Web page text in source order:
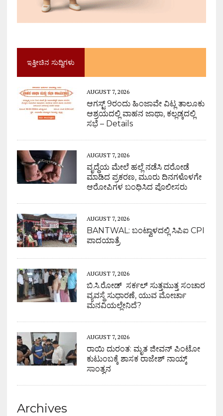
ಇತ್ತೀಚಿನ ಸುದ್ದಿಗಳು
AUGUST 7, 2026
ಆಗಸ್ಟ್ 9ರಂದು ಹಿಂಜಾವೇ ವಿಟ್ಲ ತಾಲೂಕು
ಆಶ್ರಯದಲ್ಲಿ ವಾಹನ ಜಾಥಾ, ಕಲ್ಲಡ್ಕದಲ್ಲಿ
ಸಭೆ – Details
AUGUST 7, 2026
ವೃದ್ಧೆಯ ಮೇಲೆ ಹಲ್ಲೆ ನಡೆಸಿ ದರೋಡೆ
ಮಾಡಿದ ಪ್ರಕರಣ, ಮೂರು ದಿನಗಳೊಳಗೇ
ಆರೋಪಿಗಳ ಬಂಧಿಸಿದ ಪೊಲೀಸರು
AUGUST 7, 2026
BANTWAL: ಬಂಟ್ವಾಳದಲ್ಲಿ ಸಿಪಿಐ CPI
ಪಾದಯಾತ್ರೆ
AUGUST 7, 2026
ಬಿ.ಸಿ.ರೋಡ್ ಸರ್ಕಲ್ ಸುತ್ತಮುತ್ತ ಸಂಚಾರ
ವ್ಯವಸ್ಥೆ ಸುಧಾರಣೆ, ಯುವ ಮೋರ್ಚಾ
ಮನವಿಯಲ್ಲೇನಿದೆ?
AUGUST 7, 2026
ರಾಯಿ ದುರಂತ: ಮೃತ ಜೀವನ್ ಪಿಂಟೋ
ಕುಟುಂಬಕ್ಕೆ ಶಾಸಕ ರಾಜೇಶ್ ನಾಯ್ಕ್
ಸಾಂತ್ವನ
Archives